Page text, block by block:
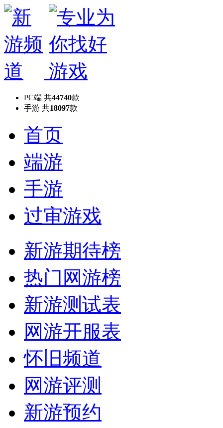
PC端 共44740款
手游 共18097款
首页
端游
手游
过审游戏
新游期待榜
热门网游榜
新游测试表
网游开服表
怀旧频道
网游评测
新游预约